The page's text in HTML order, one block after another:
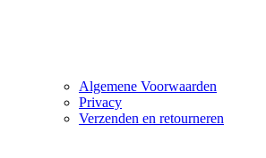
Algemene Voorwaarden
Privacy
Verzenden en retourneren